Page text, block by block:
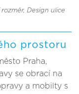
rozměr, Design ulice
prostoru
Praha,
se obrací na
a mobilty s